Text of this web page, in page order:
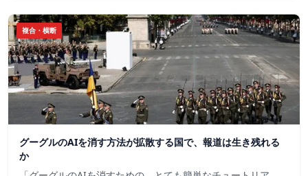
複合・横断
グーグルのAIを消す方法が拡散する国で、報道は生き残れる
か